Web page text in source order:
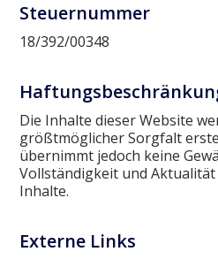
Steuernummer
18/392/00348
Die Inhalte dieser Website
größtmöglicher Sorgfalt
übernimmt jedoch keine
Vollständigkeit und
Inhalte.
Externe Links